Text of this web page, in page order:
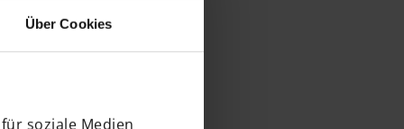
Über Cookies
soziale Medien